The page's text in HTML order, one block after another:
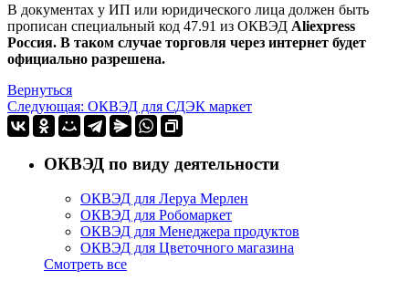
В документах у ИП или юридического лица должен быть
прописан специальный код 47.91 из ОКВЭД Aliexpress
Россия. В таком случае торговля через интернет будет
официально разрешена.
Вернуться
Следующая: ОКВЭД для СДЭК маркет
ОКВЭД по виду деятельности
ОКВЭД для Леруа Мерлен
ОКВЭД для Робомаркет
ОКВЭД для Менеджера продуктов
ОКВЭД для Цветочного магазина
Смотреть все